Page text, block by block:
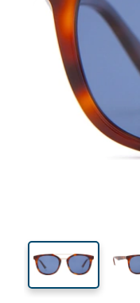
43 mm
Glashöhe